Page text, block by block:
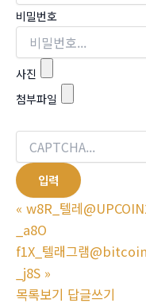
비밀번호
사진
첨부파일
« w8R_텔레
_a8O
f1X_텔래그램
_j8S »
목록보기 답글쓰기